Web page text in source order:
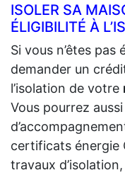
ISOLER SA
ÉLIGIBILITÉ À
Si vous n’êtes pas
demander un
l’isolation de votre
Vous pourrez
certificats énergie
travaux